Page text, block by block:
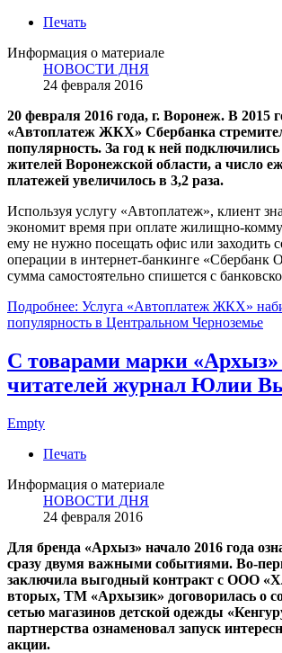
Печать
Информация о материале
НОВОСТИ ДНЯ
24 февраля 2016
20 февраля 2016 года, г. Воронеж. В 2015
«Автоплатеж ЖКХ» Сбербанка
популярность. За год к ней
жителей Воронежской области, а число
платежей увеличилось в 3,2 раза.
Используя услугу «Автоплатеж», клиент
экономит время при оплате жилищно-
ему не нужно посещать офис или заходить
операции в интернет-банкинге «Сбербанк
сумма самостоятельно спишется с
Подробнее: Услуга «Автоплатеж ЖКХ»
популярность в Центральном Черноземье
С товарами марки
читателей журнал Юлии
Empty
Печать
Информация о материале
НОВОСТИ ДНЯ
24 февраля 2016
Для бренда «Архыз» начало 2016 года
сразу двумя важными событиями. Во-
заключила выгодный контракт с ООО
вторых, ТМ «Архызик» договорилась о
сетью магазинов детской одежды
партнерства ознаменовал запуск
акции.